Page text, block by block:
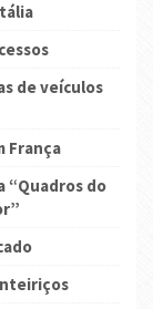
de veículos
França
“Quadros do